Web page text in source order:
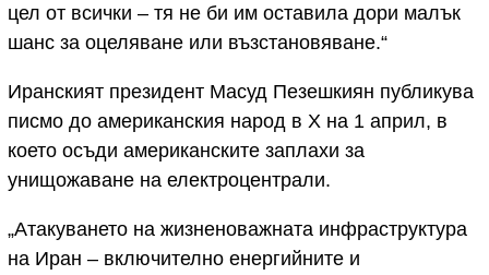
цел от всички – тя не би им оставила дори малък
шанс за оцеляване или възстановяване.“
Иранският президент Масуд Пезешкиян публикува
писмо до американския народ в X на 1 април, в
което осъди американските заплахи за
унищожаване на електроцентрали.
„Атакуването на жизненоважната инфраструктура
на Иран – включително енергийните и